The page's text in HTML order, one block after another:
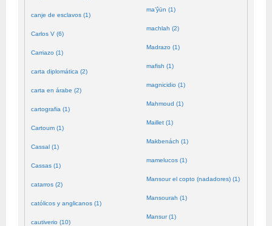
canje de esclavos (1)
Carlos V (6)
Carriazo (1)
carta diplomática (2)
carta en árabe (2)
cartografia (1)
Cartoum (1)
Cassal (1)
Cassas (1)
catarros (2)
católicos y anglicanos (1)
cautiverio (10)
ma’ŷūn (1)
machlah (2)
Madrazo (1)
mafish (1)
magnicidio (1)
Mahmoud (1)
Maillet (1)
Makbenách (1)
mamelucos (1)
Mansour el copto (nadadores) (1)
Mansourah (1)
Mansur (1)